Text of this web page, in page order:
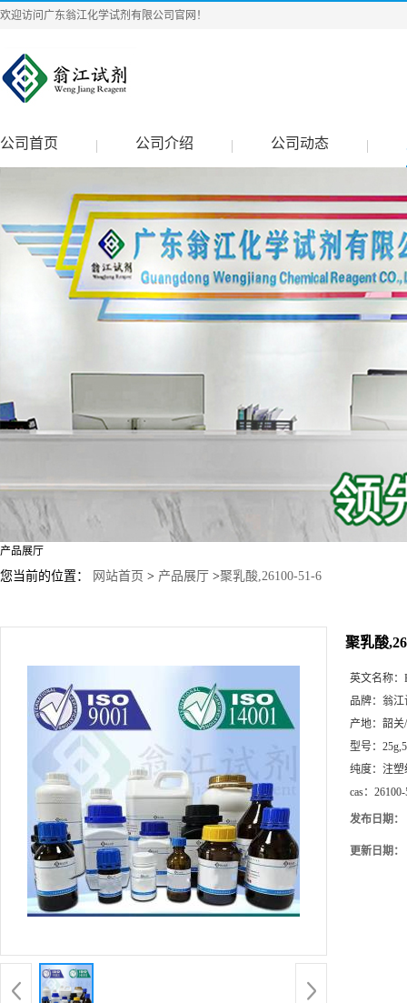
欢迎访问广东翁江化学试剂有限公司官网！
公司首页 公司介绍 公司动态
产品展厅
您当前的位置： 网站首页 > 产品展厅 >聚乳酸,26100-51-6
聚乳酸
英文名称：
品牌： 翁江
产地： 韶关
型号：
纯度： 注塑
cas：
发布日期：
更新日期：